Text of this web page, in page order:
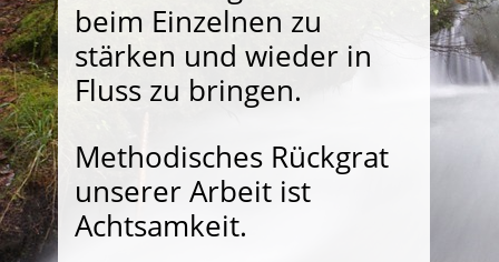
beim Einzelnen zu
stärken und wieder in
Fluss zu bringen.
Methodisches Rückgrat
unserer Arbeit ist
Achtsamkeit.